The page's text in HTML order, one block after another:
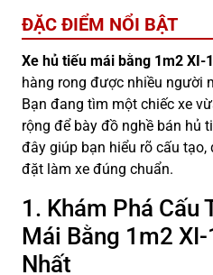
ĐẶC ĐIỂM NỔI BẬT
Xe hủ tiếu mái bằng 1m2 XI-
hàng rong được nhiều người
Bạn đang tìm một chiếc xe
rộng để bày đồ nghề bán hủ
đây giúp bạn hiểu rõ cấu
đặt làm xe đúng chuẩn.
1. Khám Phá Cấu
Mái Bằng 1m2
Nhất